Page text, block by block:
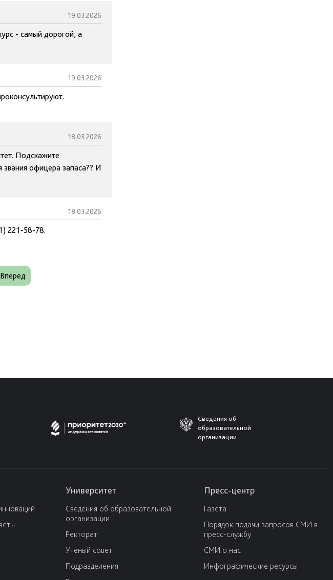
19.03.2026
- самый дорогой, а
19.03.2026
18.03.2026
Подскажите
звания офицера запаса?? И
18.03.2026
221-58-78.
Вперед
Сведения об
образовательной
организации
Университет
Сведения об образовательной
организации
Ректорат
Ученый совет
Подразделения
Пресс-центр
Газета
Порядок подачи запросов СМИ в
пресс-службу
СМИ о нас
Инфографические ресурсы